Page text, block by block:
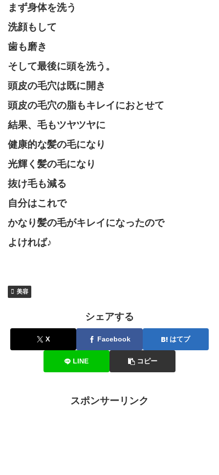
まず身体を洗う
洗顔もして
歯も磨き
そして最後に頭を洗う。
頭皮の毛穴は既に開き
頭皮の毛穴の脂もキレイにおとせて
結果、毛もツヤツヤに
健康的な髪の毛になり
光輝く髪の毛になり
抜け毛も減る
自分はこれで
かなり髪の毛がキレイになったので
よければ♪
美容
シェアする
X Facebook はてブ
LINE コピー
スポンサーリンク